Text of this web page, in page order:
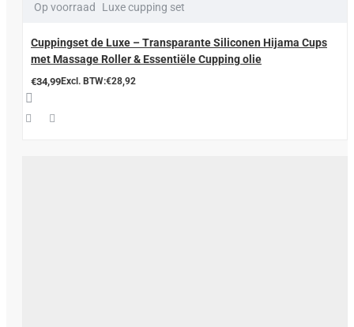
Op voorraad Luxe cupping set
Cuppingset de Luxe – Transparante Siliconen Hijama Cups
met Massage Roller & Essentiële Cupping olie
€34,99Excl. BTW:€28,92